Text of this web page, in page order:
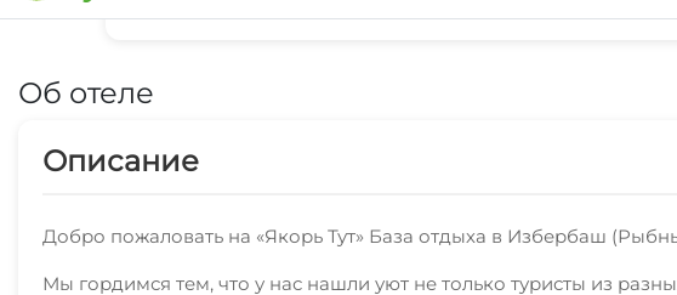
Видеообзор номера
Об отеле
Описание
Добро пожаловать на «Якорь Тут» База отдыха в Избербаш
Мы гордимся тем, что у нас нашли уют не только туристы из